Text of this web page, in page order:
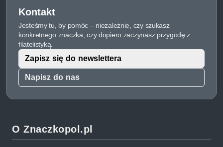
Kontakt
Jesteśmy tu, by pomóc – niezależnie, czy szukasz
konkretnego znaczka, czy dopiero zaczynasz przygodę z
filatelistyką.
Napisz do nas
Zapisz się do newslettera
O Znaczkopol.pl